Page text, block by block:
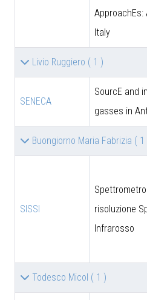
ApproachEs:
Italy
Livio Ruggiero ( 1 )
SENECA
SourcE and
gasses in
Buongiorno Maria Fabrizia ( 1
SISSI
risoluzione
Infrarosso
Todesco Micol ( 1 )